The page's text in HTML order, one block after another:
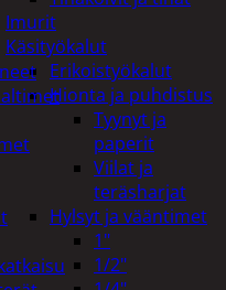
Imurit
Käsityökalut
Erikoistyökalut
Hionta ja puhdistus
Tyynyt ja
paperit
Viilat ja
teräsharjat
Hylsyt ja vääntimet
1"
1/2"